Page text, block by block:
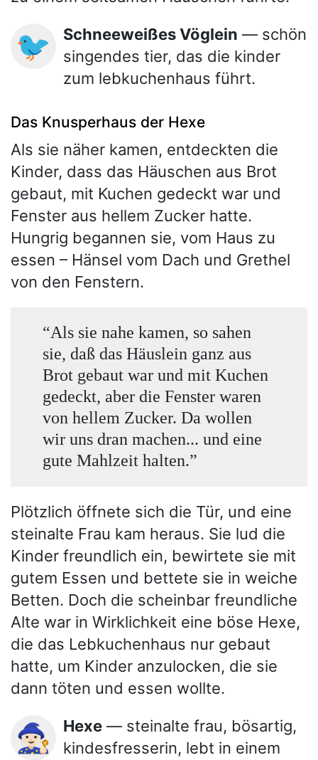
🐦 Schneeweißes Vöglein — schön
singendes tier, das die kinder
zum lebkuchenhaus führt.
Das Knusperhaus der Hexe
Als sie näher kamen, entdeckten die
Kinder, dass das Häuschen aus Brot
gebaut, mit Kuchen gedeckt war und
Fenster aus hellem Zucker hatte.
Hungrig begannen sie, vom Haus zu
essen – Hänsel vom Dach und Grethel
von den Fenstern.
“Als sie nahe kamen, so sahen
sie, daß das Häuslein ganz aus
Brot gebaut war und mit Kuchen
gedeckt, aber die Fenster waren
von hellem Zucker. Da wollen
wir uns dran machen... und eine
gute Mahlzeit halten.”
Plötzlich öffnete sich die Tür, und eine
steinalte Frau kam heraus. Sie lud die
Kinder freundlich ein, bewirtete sie mit
gutem Essen und bettete sie in weiche
Betten. Doch die scheinbar freundliche
Alte war in Wirklichkeit eine böse Hexe,
die das Lebkuchenhaus nur gebaut
hatte, um Kinder anzulocken, die sie
dann töten und essen wollte.
🧙🏻‍♀️ Hexe — steinalte frau, bösartig,
kindesfresserin, lebt in einem